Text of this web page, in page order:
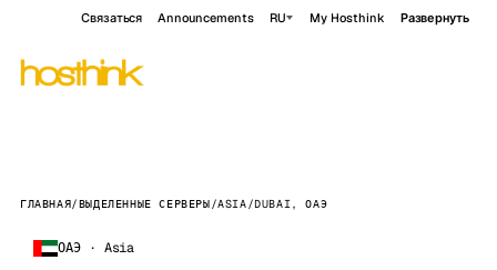
Связаться Announcements RU My Hosthink Развернуть
ГЛАВНАЯ/ВЫДЕЛЕННЫЕ СЕРВЕРЫ/ASIA/DUBAI, ОАЭ
ОАЭ · Asia